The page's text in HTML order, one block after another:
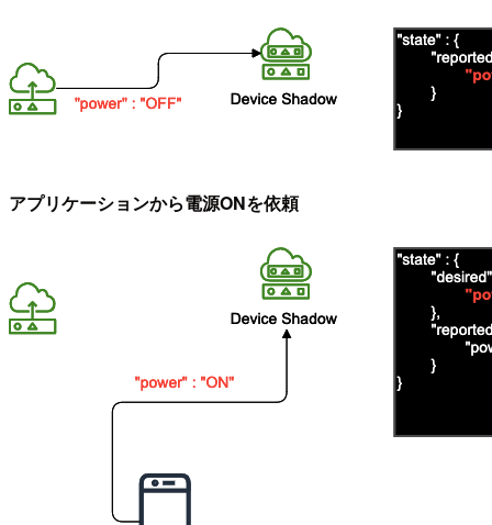
アプリケーションから電源ONを依頼